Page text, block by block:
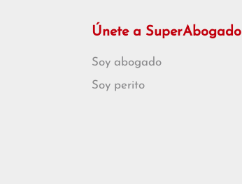
Únete a SuperAbogado
Soy abogado
Soy perito